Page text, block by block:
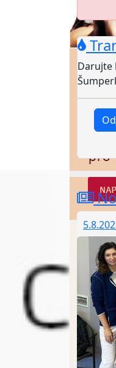
Darujte